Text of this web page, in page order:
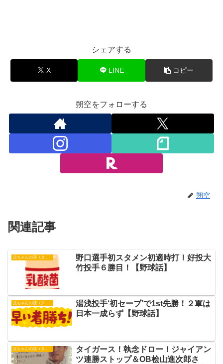
シェアする
X LINE コピー
朔空をフォローする
朔空
関連記事
父ちゃんの話（タイガース）
野口選手初スタメン初適時打！好投大
竹投手６勝目！【野球話】
父ちゃんの話（タイガース）
湯浅投手‘初セーブ’で1st先勝！２軍は
日本一成らず【野球話】
タイガース！執念ドロー！ジャイアン
ツ連勝ストップ＆OB桧山進次郎さ